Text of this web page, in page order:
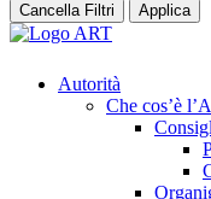
Cancella Filtri Applica
Autorità
Che cos’è